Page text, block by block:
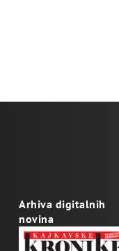
Arhiva digitalnih
novina